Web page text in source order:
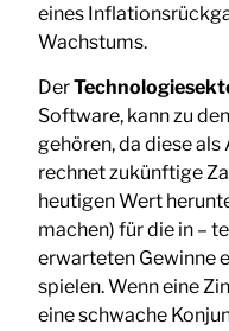
eines
Wachstums.
Der
Software, kann zu
gehören, da diese
rechnet zukünftige
heutigen Wert
machen) für die in –
erwarteten Gewinne
spielen. Wenn eine
eine schwache